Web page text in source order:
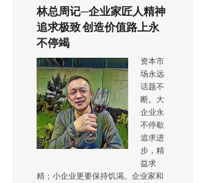
林总周记─企业家匠人精神
追求极致 创造价值路上永
不停竭
资本市
场永远
话题不
断。大
企业永
不停歇
追求进
步，精
益求
精；小企业更要保持饥渴。企业家和